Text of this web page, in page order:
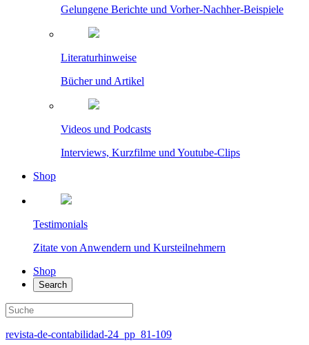
Gelungene Berichte und Vorher-Nachher-Beispiele
Literaturhinweise
Bücher und Artikel
Videos und Podcasts
Interviews, Kurzfilme und Youtube-Clips
Shop
Testimonials
Zitate von Anwendern und Kursteilnehmern
Shop
Search
revista-de-contabilidad-24_pp_81-109